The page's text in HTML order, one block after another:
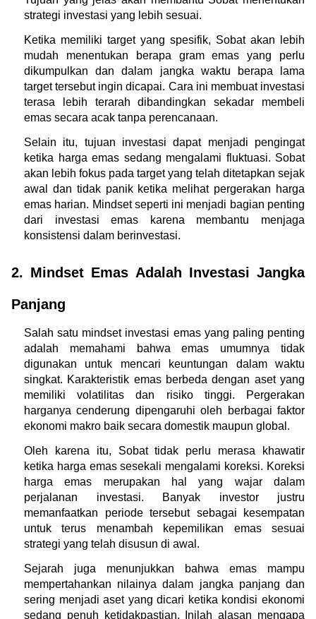
strategi investasi yang lebih sesuai.
Ketika memiliki target yang spesifik, Sobat akan lebih
mudah menentukan berapa gram emas yang perlu
dikumpulkan dan dalam jangka waktu berapa lama
target tersebut ingin dicapai. Cara ini membuat investasi
terasa lebih terarah dibandingkan sekadar membeli
emas secara acak tanpa perencanaan.
Selain itu, tujuan investasi dapat menjadi pengingat
ketika harga emas sedang mengalami fluktuasi. Sobat
akan lebih fokus pada target yang telah ditetapkan sejak
awal dan tidak panik ketika melihat pergerakan harga
emas harian. Mindset seperti ini menjadi bagian penting
dari investasi emas karena membantu menjaga
konsistensi dalam berinvestasi.
2. Mindset Emas Adalah Investasi Jangka
Panjang
Salah satu mindset investasi emas yang paling penting
adalah memahami bahwa emas umumnya tidak
digunakan untuk mencari keuntungan dalam waktu
singkat. Karakteristik emas berbeda dengan aset yang
memiliki volatilitas dan risiko tinggi. Pergerakan
harganya cenderung dipengaruhi oleh berbagai faktor
ekonomi makro baik secara domestik maupun global.
Oleh karena itu, Sobat tidak perlu merasa khawatir
ketika harga emas sesekali mengalami koreksi. Koreksi
harga emas merupakan hal yang wajar dalam
perjalanan investasi. Banyak investor justru
memanfaatkan periode tersebut sebagai kesempatan
untuk terus menambah kepemilikan emas sesuai
strategi yang telah disusun di awal.
Sejarah juga menunjukkan bahwa emas mampu
mempertahankan nilainya dalam jangka panjang dan
sering menjadi aset yang dicari ketika kondisi ekonomi
sedang penuh ketidakpastian. Inilah alasan mengapa